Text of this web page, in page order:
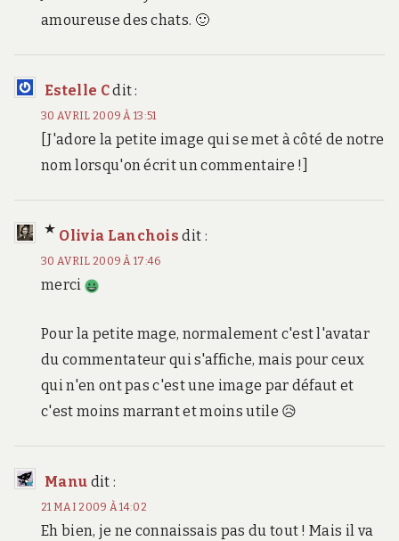
amoureuse des chats. 🙂
Estelle Cdit :
30 AVRIL 2009 À 13:51
[J'adore la petite image qui se met à côté de notre
nom lorsqu'on écrit un commentaire !]
Olivia Lanchois dit :
30 AVRIL 2009 À 17:46
merci
Pour la petite mage, normalement c'est l'avatar
du commentateur qui s'affiche, mais pour ceux
qui n'en ont pas c'est une image par défaut et
c'est moins marrant et moins utile 😥
Manu dit :
21 MAI 2009 À 14:02
Eh bien, je ne connaissais pas du tout ! Mais il va